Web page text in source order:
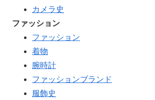
カメラ史
ファッション
ファッション
着物
腕時計
ファッションブランド
服飾史